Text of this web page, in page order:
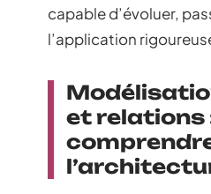
capable d’évoluer,
l’application
et relations